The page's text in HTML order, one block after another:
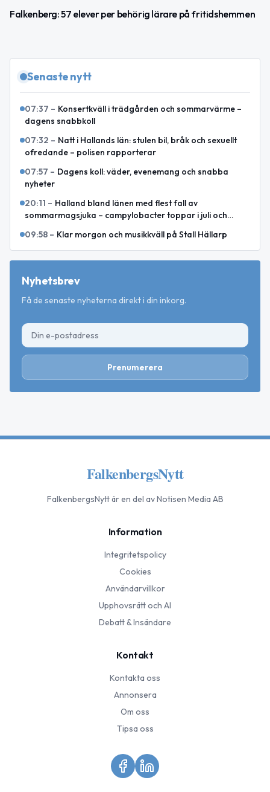
Falkenberg: 57 elever per behörig lärare på fritidshemmen
Senaste nytt
07:37 – Konsertkväll i trädgården och sommarvärme –
dagens snabbkoll
07:32 – Natt i Hallands län: stulen bil, bråk och sexuellt
ofredande – polisen rapporterar
07:57 – Dagens koll: väder, evenemang och snabba
nyheter
20:11 – Halland bland länen med flest fall av
sommarmagsjuka – campylobacter toppar i juli och
09:58 – Klar morgon och musikkväll på Stall Hällarp
Nyhetsbrev
Få de senaste nyheterna direkt i din inkorg.
Prenumerera
FalkenbergsNytt
FalkenbergsNyttär en del av Notisen Media AB
Information
Integritetspolicy
Cookies
Användarvillkor
Upphovsrätt och AI
Debatt & Insändare
Kontakt
Kontakta oss
Annonsera
Om oss
Tipsa oss